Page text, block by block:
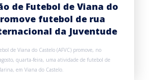
de Futebol de Viana do
futebol de rua
da Juventude
de Viana do Castelo (AFVC) promove, no
quarta-feira, uma atividade de futebol de
em Viana do Castelo.